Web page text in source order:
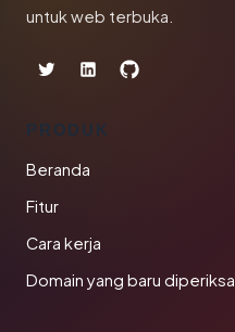
untuk web terbuka.
PRODUK
Beranda
Fitur
Cara kerja
Domain yang baru diperiksa